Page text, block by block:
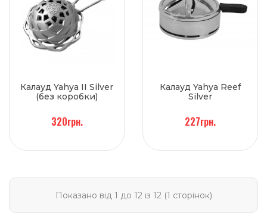
Калауд Yahya II Silver
(без коробки)
320грн.
Калауд Yahya Reef
Silver
227грн.
Показано від 1 до 12 із 12 (1 сторінок)